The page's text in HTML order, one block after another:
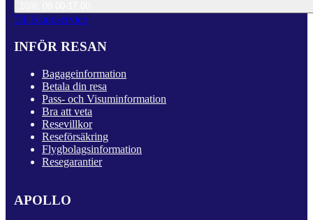
Till Kundservice
INFÖR RESAN
Bagageinformation
Betala din resa
Pass- och Visuminformation
Bra att veta
Resevillkor
Reseförsäkring
Flygbolagsinformation
Resegarantier
APOLLO